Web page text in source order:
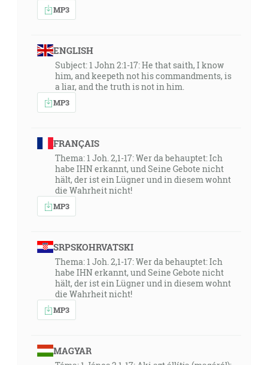
MP3
ENGLISH
Subject: 1 John 2:1-17: He that saith, I know
him, and keepeth not his commandments, is
a liar, and the truth is not in him.
MP3
FRANÇAIS
Thema: 1 Joh. 2,1-17: Wer da behauptet: Ich
habe IHN erkannt, und Seine Gebote nicht
hält, der ist ein Lügner und in diesem wohnt
die Wahrheit nicht!
MP3
SRPSKOHRVATSKI
Thema: 1 Joh. 2,1-17: Wer da behauptet: Ich
habe IHN erkannt, und Seine Gebote nicht
hält, der ist ein Lügner und in diesem wohnt
die Wahrheit nicht!
MP3
MAGYAR